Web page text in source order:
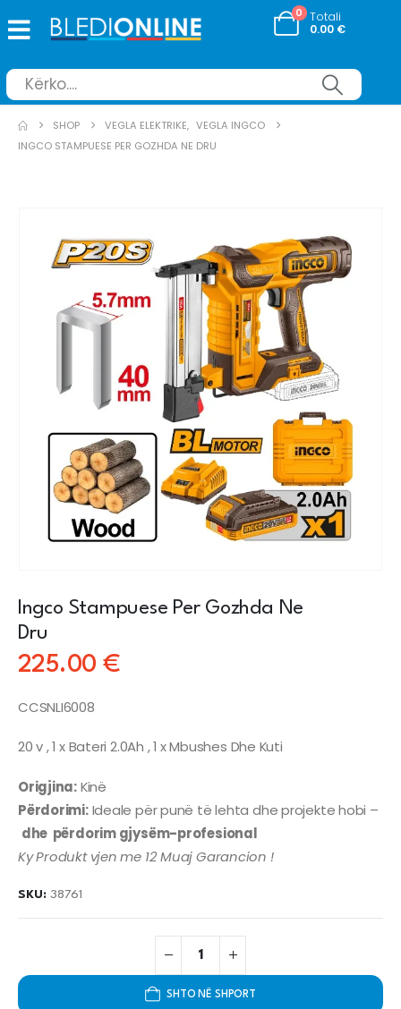
0 Totali
0.00 €
SHOP VEGLA ELEKTRIKE, VEGLA INGCO
INGCO STAMPUESE PER GOZHDA NE DRU
Ingco Stampuese Per Gozhda Ne
Dru
225.00 €
CCSNLI6008
20 v , 1 x Bateri 2.0Ah , 1 x Mbushes Dhe Kuti
Origjina:Kinë
Përdorimi:Ideale për punë të lehta dhe projekte hobi –
dhe përdorim gjysëm-profesional
Ky Produkt vjen me 12 Muaj Garancion !
SKU: 38761
SHTO NË SHPORT